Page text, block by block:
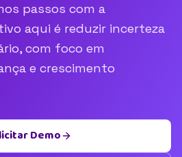
passos com a
aqui é reduzir incerteza
com foco em
e crescimento
Demo